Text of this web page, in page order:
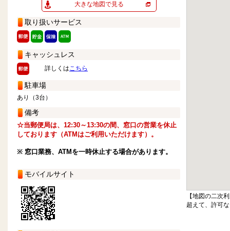
大きな地図で見る
取り扱いサービス
キャッシュレス
詳しくはこちら
駐車場
あり（3台）
備考
☆当郵便局は、12:30～13:30の間、窓口の営業を休止
しております（ATMはご利用いただけます）。
※ 窓口業務、ATMを一時休止する場合があります。
モバイルサイト
【地図の二次
超えて、許可